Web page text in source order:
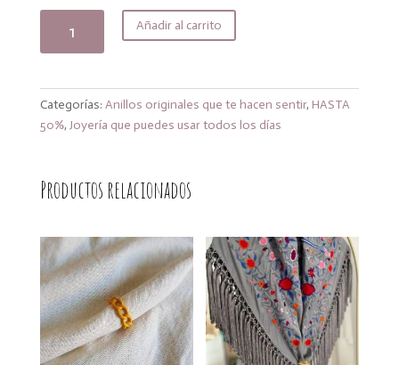
Añadir al carrito
Categorías: Anillos originales que te hacen sentir, HASTA
50%, Joyería que puedes usar todos los días
Productos relacionados